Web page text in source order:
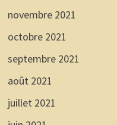
novembre 2021
octobre 2021
septembre 2021
août 2021
juillet 2021